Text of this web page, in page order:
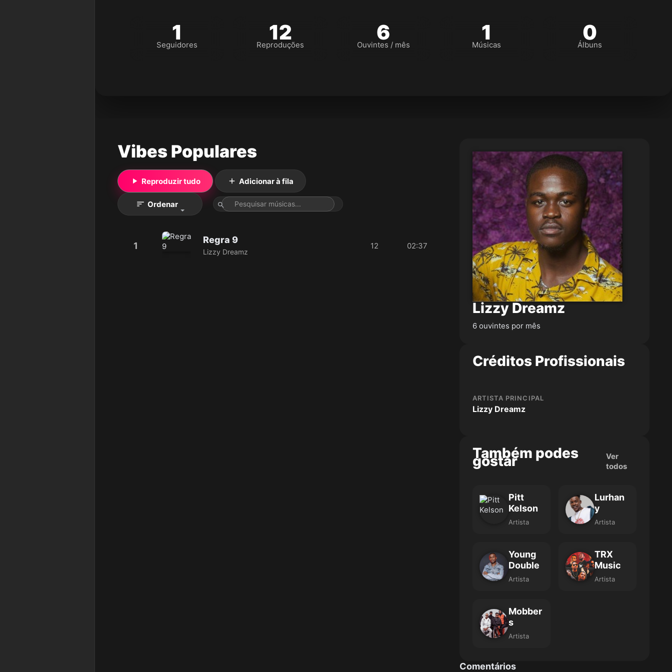
1
Seguidores
12
Reproduções
6
Ouvintes / mês
1
Músicas
0
Álbuns
Vibes Populares
Reproduzir tudo Adicionar à fila
Ordenar
1
Regra 9
Lizzy Dreamz
12 02:37
Lizzy Dreamz
6 ouvintes por mês
Créditos Profissionais
ARTISTA PRINCIPAL
Lizzy Dreamz
Também podes
gostar
Ver
todos
Pitt
Kelson
Artista
Lurhan
y
Artista
Young
Double
Artista
TRX
Music
Artista
Mobber
s
Artista
Comentários